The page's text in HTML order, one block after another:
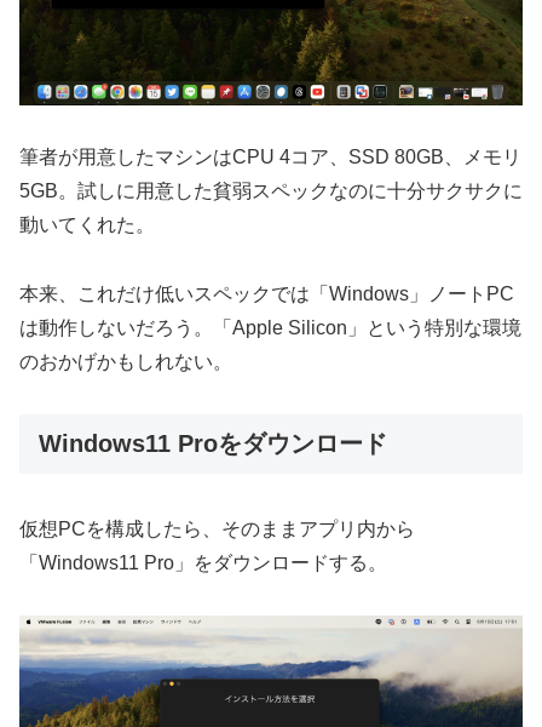
筆者が用意したマシンはCPU 4コア、SSD 80GB、メモリ
5GB。試しに用意した貧弱スペックなのに十分サクサクに
動いてくれた。
本来、これだけ低いスペックでは「Windows」ノートPC
は動作しないだろう。「Apple Silicon」という特別な環境
のおかげかもしれない。
Windows11 Proをダウンロード
仮想PCを構成したら、そのままアプリ内から
「Windows11 Pro」をダウンロードする。